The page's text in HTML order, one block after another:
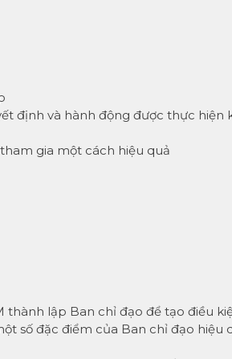
định và hành động được thực hiện
gia một cách hiệu quả
thành lập Ban chỉ đạo để tạo điều
số đặc điểm của Ban chỉ đạo hiệu